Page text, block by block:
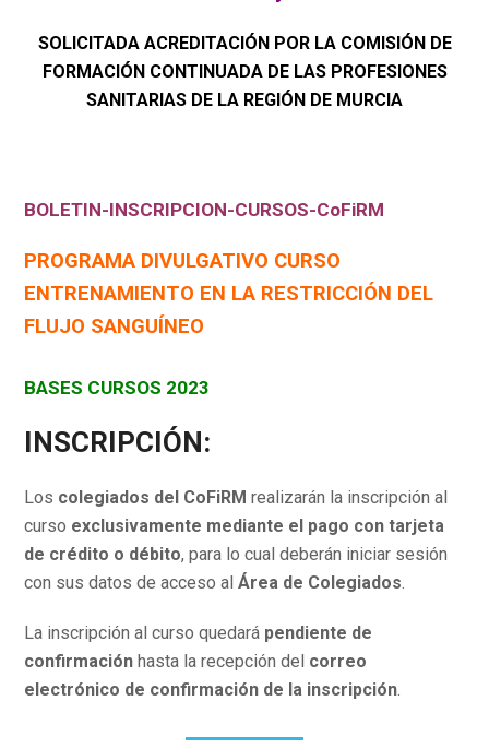
SOLICITADA ACREDITACIÓN POR LA COMISIÓN DE
FORMACIÓN CONTINUADA DE LAS PROFESIONES
SANITARIAS DE LA REGIÓN DE MURCIA
BOLETIN-INSCRIPCION-CURSOS-CoFiRM
PROGRAMA DIVULGATIVO CURSO
ENTRENAMIENTO EN LA RESTRICCIÓN DEL
FLUJO SANGUÍNEO
BASES CURSOS 2023
INSCRIPCIÓN:
Los colegiados del CoFiRM realizarán la inscripción al
curso exclusivamente mediante el pago con tarjeta
de crédito o débito, para lo cual deberán iniciar sesión
con sus datos de acceso alÁrea de Colegiados.
La inscripción al curso quedará pendiente de
confirmación hasta la recepción del correo
electrónico de confirmación de la inscripción.